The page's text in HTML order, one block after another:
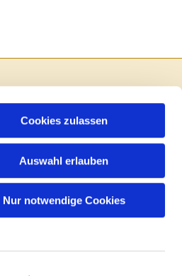
Cookies zulassen
Auswahl erlauben
Nur notwendige Cookies